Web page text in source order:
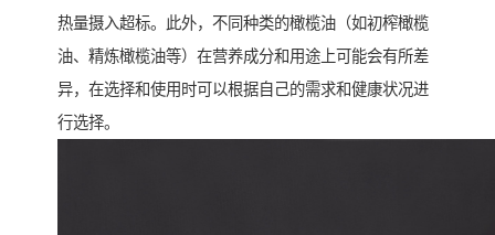
热量摄入超标。此外，不同种类的橄榄油（如初榨橄榄
油、精炼橄榄油等）在营养成分和用途上可能会有所差
异，在选择和使用时可以根据自己的需求和健康状况进
行选择。